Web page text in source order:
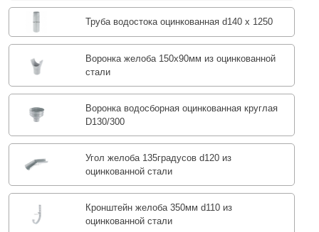
Труба водостока оцинкованная d140 х 1250
Воронка желоба 150x90мм из оцинкованной
стали
Воронка водосборная оцинкованная круглая
D130/300
Угол желоба 135градусов d120 из
оцинкованной стали
Кронштейн желоба 350мм d110 из
оцинкованной стали